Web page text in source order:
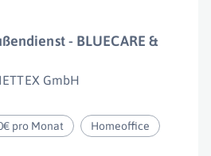
- BLUECARE &
GmbH
pro Monat Homeoffice